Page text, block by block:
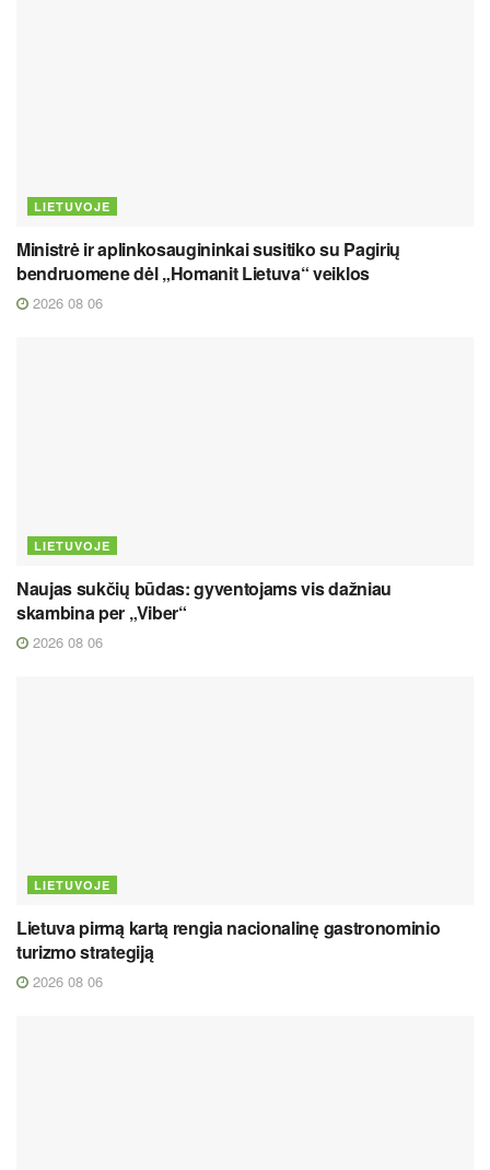
LIETUVOJE
Ministrė ir aplinkosaugininkai susitiko su Pagirių
bendruomene dėl „Homanit Lietuva“ veiklos
2026 08 06
LIETUVOJE
Naujas sukčių būdas: gyventojams vis dažniau
skambina per „Viber“
2026 08 06
LIETUVOJE
Lietuva pirmą kartą rengia nacionalinę gastronominio
turizmo strategiją
2026 08 06